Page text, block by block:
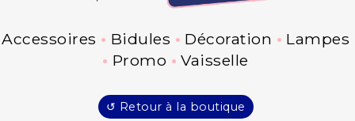
Accessoires Bidules Décoration
Lampes
Promo
Vaisselle
↺ Retour à la boutique